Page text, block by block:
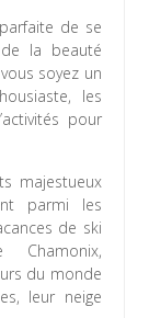
de se
la beauté
soyez un
les
pour
majestueux
parmi les
de ski
Chamonix,
du monde
leur neige